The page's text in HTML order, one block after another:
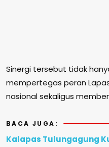
Sinergi tersebut tidak
mempertegas peran
nasional sekaligus
BACA JUGA:
Kalapas Tulungagung